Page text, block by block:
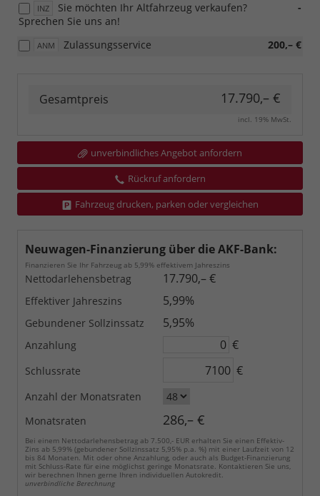
INZ -
Sie möchten Ihr Altfahrzeug verkaufen?
Sprechen Sie uns an!
ANM 200,– €
Zulassungsservice
Gesamtpreis 17.790,– €
incl. 19% MwSt.
unverbindliches Angebot anfordern
Rückruf anfordern
Fahrzeug drucken, parken oder vergleichen
Neuwagen-Finanzierung über die AKF-Bank:
Finanzieren Sie Ihr Fahrzeug ab 5,99% effektivem Jahreszins
Nettodarlehensbetrag 17.790,– €
Effektiver Jahreszins 5,99%
Gebundener Sollzinssatz 5,95%
Anzahlung €
Schlussrate €
Anzahl der Monatsraten
Monatsraten
286,– €
Bei einem Nettodarlehensbetrag ab 7.500,- EUR erhalten Sie einen Effektiv-
Zins ab 5,99% (gebundener Sollzinssatz 5,95% p.a. %) mit einer Laufzeit von 12
bis 84 Monaten. Mit oder ohne Anzahlung, oder auch als Budget-Finanzierung
mit Schluss-Rate für eine möglichst geringe Monatsrate. Kontaktieren Sie uns,
wir berechnen Ihnen gerne Ihren individuellen Autokredit.
unverbindliche Berechnung